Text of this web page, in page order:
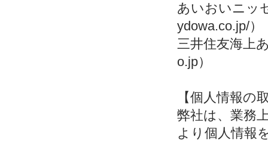
あいおいニッ
ydowa.co.jp/）
三井住友海上
o.jp）
【個人情報の
弊社は、業務
より個人情報